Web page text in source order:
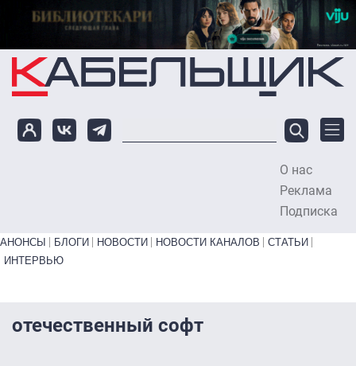
Перейти к основному содержанию
О нас
Реклама
Подписка
Primary links bottom
АНОНСЫ БЛОГИ НОВОСТИ НОВОСТИ КАНАЛОВ
СТАТЬИ
ИНТЕРВЬЮ
отечественный софт